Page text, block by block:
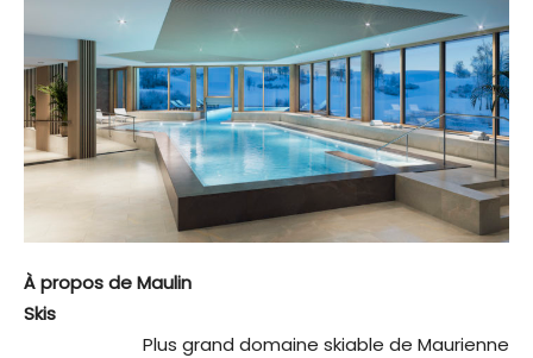
À propos de Maulin
Skis
Plus grand domaine skiable de Maurienne